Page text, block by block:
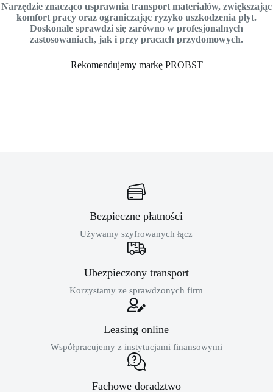
Narzędzie znacząco usprawnia transport materiałów, zwiększając
komfort pracy oraz ograniczając ryzyko uszkodzenia płyt.
Doskonale sprawdzi się zarówno w profesjonalnych
zastosowaniach, jak i przy pracach przydomowych.
Rekomendujemy markę PROBST
Bezpieczne płatności
Używamy szyfrowanych łącz
Ubezpieczony transport
Korzystamy ze sprawdzonych firm
Leasing online
Współpracujemy z instytucjami finansowymi
Fachowe doradztwo